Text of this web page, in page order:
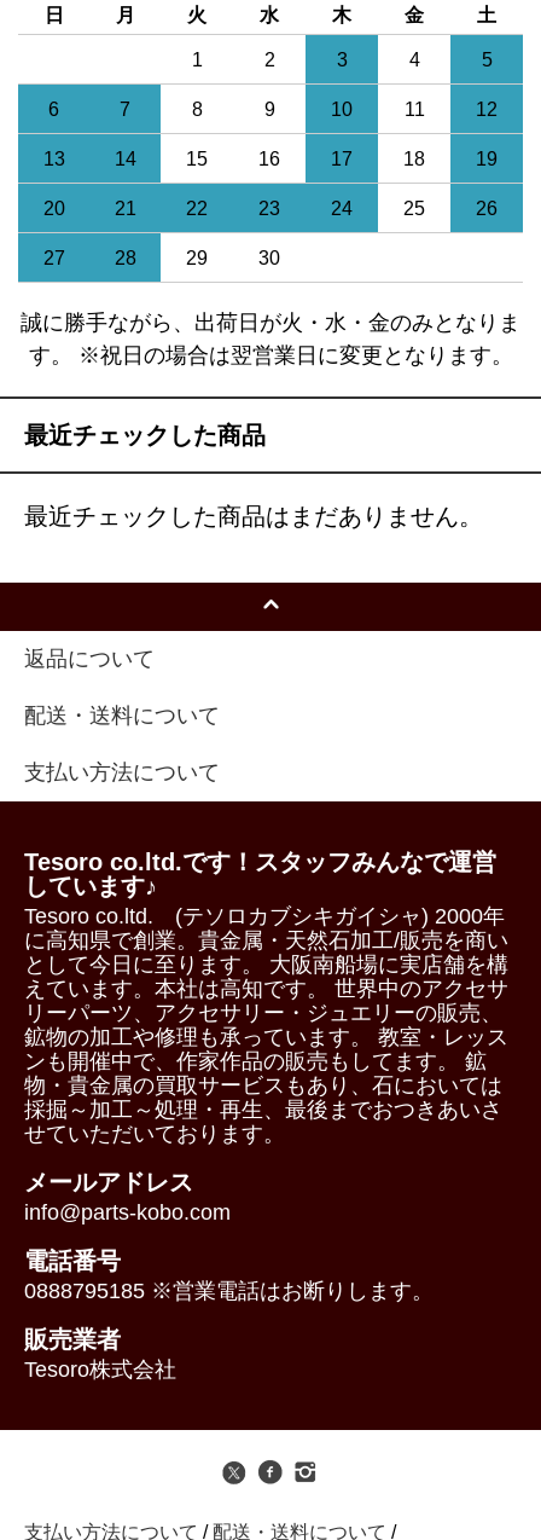
日 月 火 水 木 金 土
1 2 3 4 5
6 7 8 9 10 11 12
13 14 15 16 17 18 19
20 21 22 23 24 25 26
27 28 29 30
誠に勝手ながら、出荷日が火・水・金のみとなりま
す。 ※祝日の場合は翌営業日に変更となります。
最近チェックした商品
最近チェックした商品はまだありません。
返品について
配送・送料について
支払い方法について
Tesoro co.ltd.です！スタッフみんなで運営
しています♪
Tesoro co.ltd. (テソロカブシキガイシャ) 2000年
に高知県で創業。貴金属・天然石加工/販売を商い
として今日に至ります。 大阪南船場に実店舗を構
えています。本社は高知です。 世界中のアクセサ
リーパーツ、アクセサリー・ジュエリーの販売、
鉱物の加工や修理も承っています。 教室・レッス
ンも開催中で、作家作品の販売もしてます。 鉱
物・貴金属の買取サービスもあり、石においては
採掘～加工～処理・再生、最後までおつきあいさ
せていただいております。
メールアドレス
info@parts-kobo.com
電話番号
0888795185 ※営業電話はお断りします。
販売業者
Tesoro株式会社
支払い方法について / 配送・送料について /